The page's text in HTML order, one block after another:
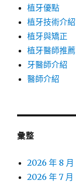
植牙優點
植牙技術介紹
植牙與矯正
植牙醫師推薦
牙醫師介紹
醫師介紹
彙整
2026 年 8 月
2026 年 7 月